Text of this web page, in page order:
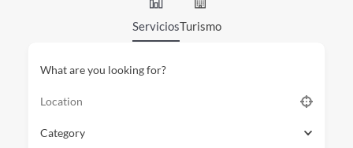
ServiciosTurismo
What are you looking for?
Category